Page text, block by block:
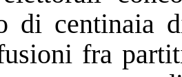
di centinaia
fra